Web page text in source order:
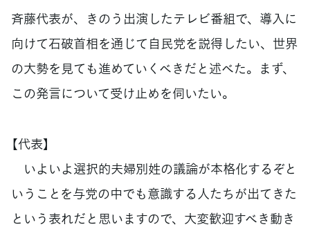
斉藤代表が、きのう出演したテレビ番組で、導入に
向けて石破首相を通じて自民党を説得したい、世界
の大勢を見ても進めていくべきだと述べた。まず、
この発言について受け止めを伺いたい。
【代表】
いよいよ選択的夫婦別姓の議論が本格化するぞと
いうことを与党の中でも意識する人たちが出てきた
という表れだと思いますので、大変歓迎すべき動き